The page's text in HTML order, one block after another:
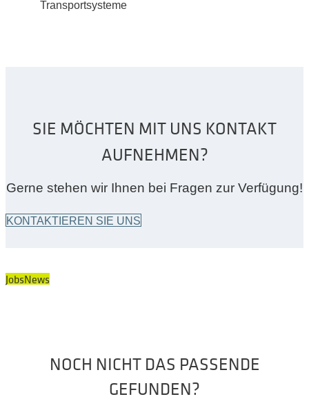
Transportsysteme
SIE MÖCHTEN MIT UNS KONTAKT
AUFNEHMEN?
Gerne stehen wir Ihnen bei Fragen zur Verfügung!
KONTAKTIEREN SIE UNS
JobsNews
NOCH NICHT DAS PASSENDE
GEFUNDEN?